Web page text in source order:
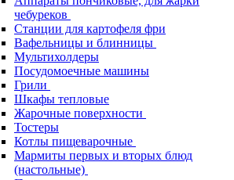
чебуреков
Станции для картофеля фри
Вафельницы и блинницы
Мультихолдеры
Посудомоечные машины
Грили
Шкафы тепловые
Жарочные поверхности
Тостеры
Котлы пищеварочные
Мармиты первых и вторых блюд
(настольные)